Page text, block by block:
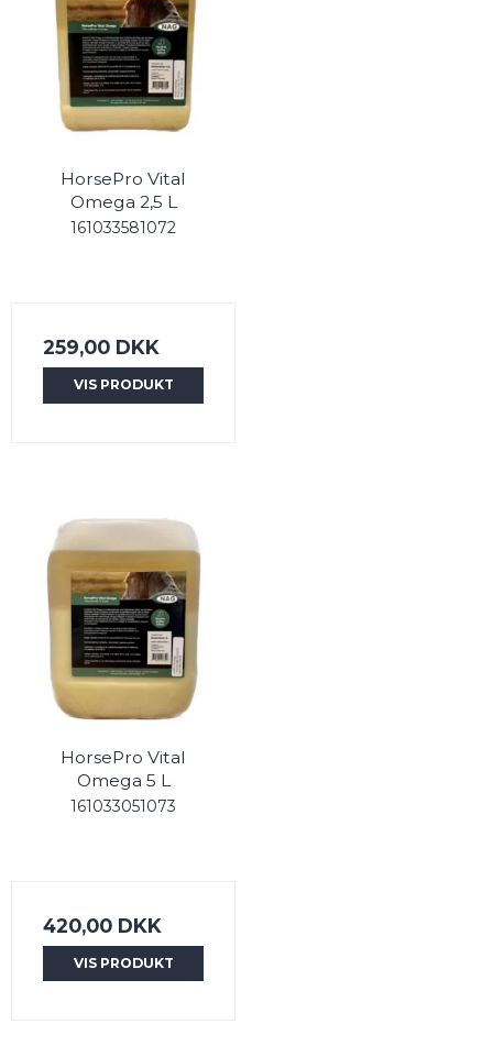
HorsePro Vital
Omega 2,5 L
161033581072
259,00 DKK
VIS PRODUKT
HorsePro Vital
Omega 5 L
161033051073
420,00 DKK
VIS PRODUKT